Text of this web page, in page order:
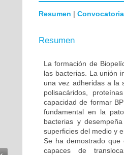
Resumen | Convocatoria
Resumen
La formación de
las bacterias. La unión
una vez adheridas a la
polisacáridos,
capacidad de formar
fundamental en la
bacterias y
superficies del medio y
Se ha demostrado que
capaces de